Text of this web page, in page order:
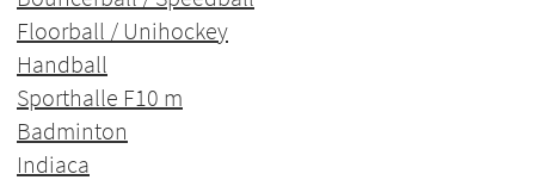
Floorball / Unihockey
Handball
Sporthalle F10 m
Badminton
Indiaca